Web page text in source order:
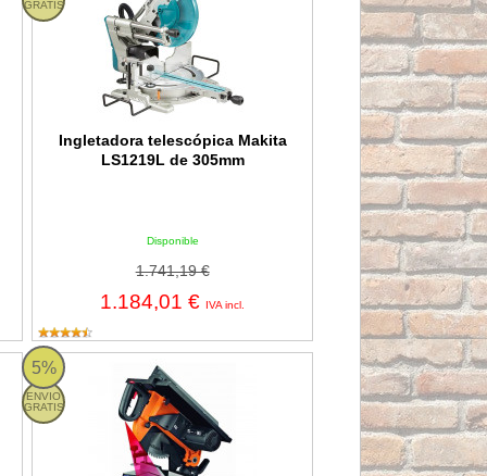
GRATIS
Ingletadora telescópica Makita
LS1219L de 305mm
Disponible
1.741,19 €
1.184,01 € IVA incl.
18V Litio-ion
5%
ENVIO
GRATIS
Ingletadora Compa 250 1600W